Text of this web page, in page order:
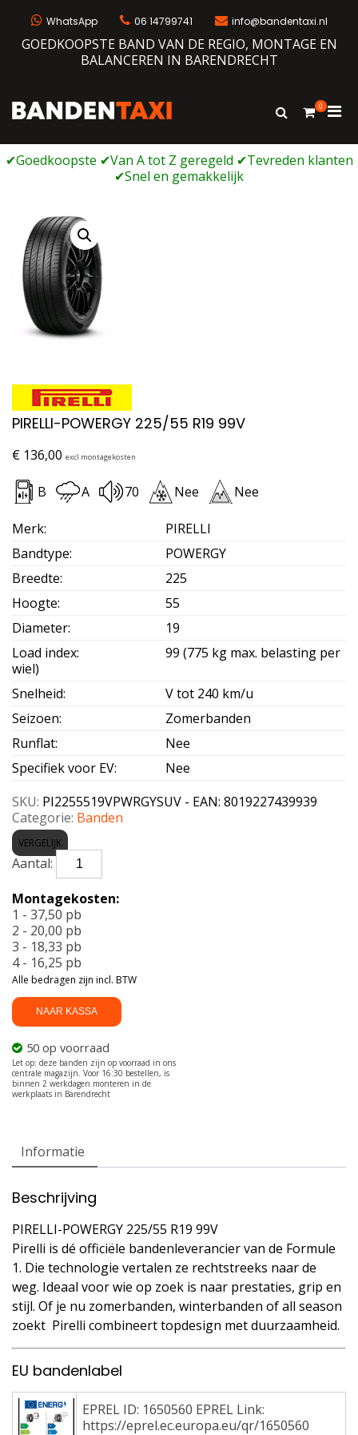
WhatsApp 06 14799741 info@bandentaxi.nl
GOEDKOOPSTE BAND VAN DE REGIO, MONTAGE EN
BALANCEREN IN BARENDRECHT
Bandengarage met eigen webshop
Toon
0
voor
PIRELLI-POWERGY 225/55 R19 99V
€ 136,00 excl montagekosten
B A 70 Nee Nee
Merk:
PIRELLI
Bandtype:
POWERGY
Breedte:
225
Hoogte:
55
Diameter:
19
Load index:
99 (775 kg max. belasting per
wiel)
Snelheid:
V tot 240 km/u
Seizoen:
Zomerbanden
Runflat:
Nee
Specifiek voor EV:
Nee
SKU: PI2255519VPWRGYSUV - EAN: 8019227439939
Categorie: Banden
VERGELIJK
PIRELLI-
POWERGY
R19
99V
aantal
NAAR KASSA
50 op voorraad
Montagekosten:
1 - 37,50 pb
2 - 20,00 pb
3 - 18,33 pb
4 - 16,25 pb
Alle bedragen zijn incl. BTW
Informatie
Beschrijving
PIRELLI-POWERGY 225/55 R19 99V
Pirelli is dé officiële bandenleverancier van de Formule
1. Die technologie vertalen ze rechtstreeks naar de
weg. Ideaal voor wie op zoek is naar prestaties, grip en
stijl. Of je nu zomerbanden, winterbanden of all season
zoekt  Pirelli combineert topdesign met duurzaamheid.
EU bandenlabel
EPREL ID: 1650560 EPREL Link:
https://eprel.ec.europa.eu/qr/1650560